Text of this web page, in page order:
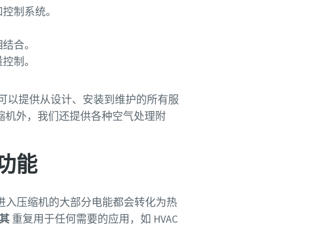
制系统。
合。
制。
以提供从设计、安装到维护的所有服
机外，我们还提供各种空气处理附
能
入压缩机的大部分电能都会转化为热
重复用于任何需要的应用，如 HVAC